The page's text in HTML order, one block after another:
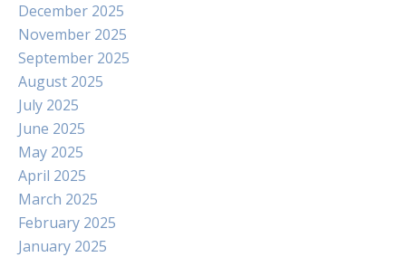
December 2025
November 2025
September 2025
August 2025
July 2025
June 2025
May 2025
April 2025
March 2025
February 2025
January 2025